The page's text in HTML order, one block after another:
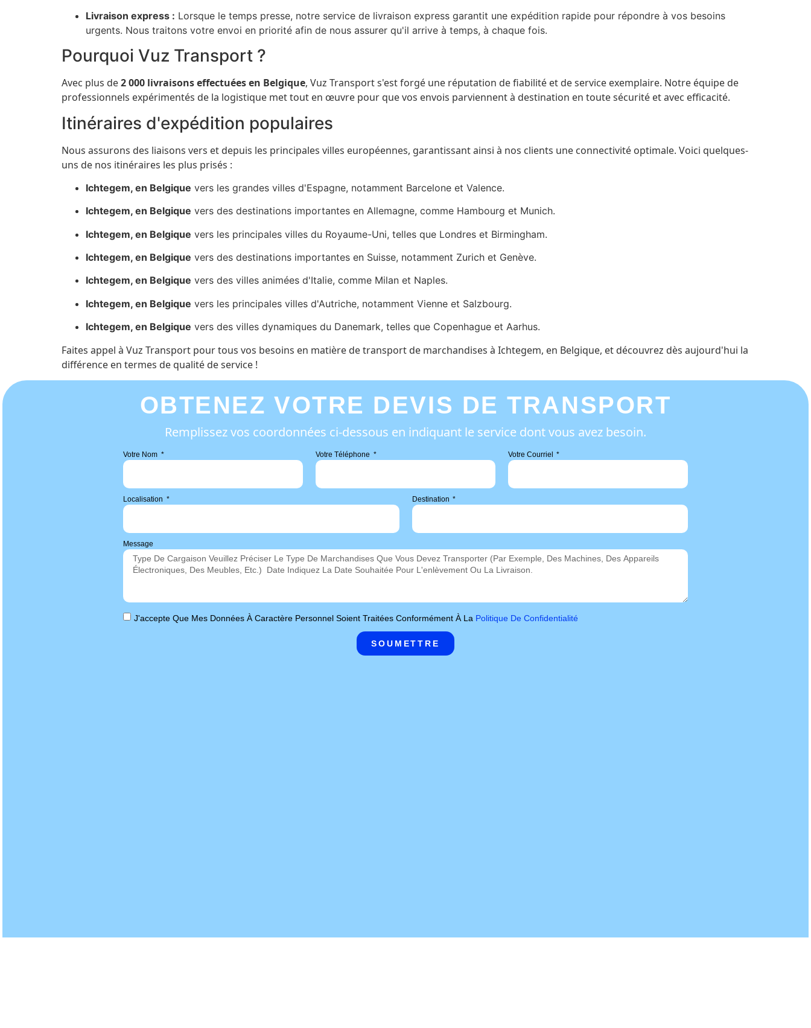
Livraison express : Lorsque le temps presse, notre service de livraison express garantit une expédition rapide pour répondre à vos besoins
urgents. Nous traitons votre envoi en priorité afin de nous assurer qu'il arrive à temps, à chaque fois.
Pourquoi Vuz Transport ?
Avec plus de2 000 livraisons effectuées en Belgique, Vuz Transport s'est forgé une réputation de fiabilité et de service exemplaire. Notre équipe de
professionnels expérimentés de la logistique met tout en œuvre pour que vos envois parviennent à destination en toute sécurité et avec efficacité.
Itinéraires d'expédition populaires
Nous assurons des liaisons vers et depuis les principales villes européennes, garantissant ainsi à nos clients une connectivité optimale. Voici quelques-
uns de nos itinéraires les plus prisés :
Ichtegem, en Belgique vers les grandes villes d'Espagne, notamment Barcelone et Valence.
Ichtegem, en Belgique vers des destinations importantes en Allemagne, comme Hambourg et Munich.
Ichtegem, en Belgique vers les principales villes du Royaume-Uni, telles que Londres et Birmingham.
Ichtegem, en Belgique vers des destinations importantes en Suisse, notamment Zurich et Genève.
Ichtegem, en Belgique vers des villes animées d'Italie, comme Milan et Naples.
Ichtegem, en Belgique vers les principales villes d'Autriche, notamment Vienne et Salzbourg.
Ichtegem, en Belgique vers des villes dynamiques du Danemark, telles que Copenhague et Aarhus.
Faites appel à Vuz Transport pour tous vos besoins en matière de transport de marchandises à Ichtegem, en Belgique, et découvrez dès aujourd'hui la
différence en termes de qualité de service !
OBTENEZ VOTRE DEVIS DE TRANSPORT
Remplissez vos coordonnées ci-dessous en indiquant le service dont vous avez besoin.
Votre Nom Votre Téléphone Votre Courriel
Localisation Destination
Message
J'accepte Que Mes Données À Caractère Personnel Soient Traitées Conformément À La Politique De Confidentialité
SOUMETTRE